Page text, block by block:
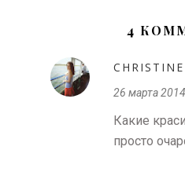
4
CHRISTINE
26 марта
Какие
просто